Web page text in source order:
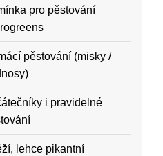
pro pěstování
pěstování (misky /
i pravidelné
lehce pikantní